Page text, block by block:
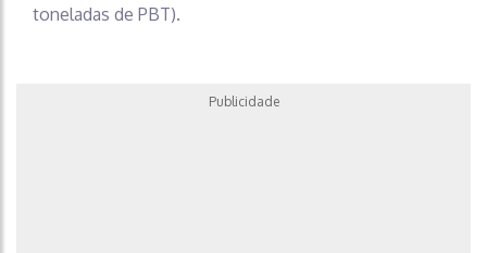
toneladas de PBT).
Publicidade